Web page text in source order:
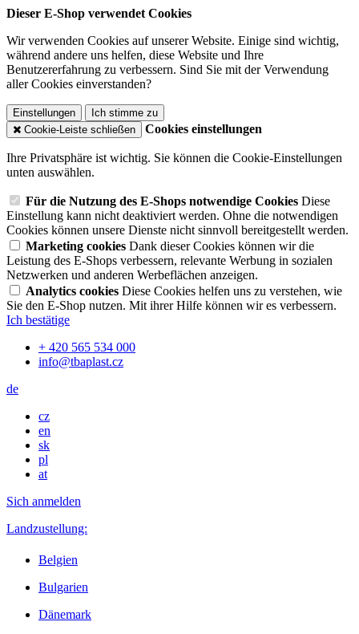
Dieser E-Shop verwendet Cookies
Wir verwenden Cookies auf unserer Website. Einige sind wichtig,
während andere uns helfen, diese Website und Ihre
Benutzererfahrung zu verbessern. Sind Sie mit der Verwendung
aller Cookies einverstanden?
Einstellungen
Ich stimme zu
Cookie-Leiste schließen
Cookies einstellungen
Ihre Privatsphäre ist wichtig. Sie können die Cookie-Einstellungen
unten auswählen.
Für die Nutzung des E-Shops notwendige Cookies Diese
Einstellung kann nicht deaktiviert werden. Ohne die notwendigen
Cookies können unsere Dienste nicht sinnvoll bereitgestellt werden.
Marketing cookies Dank dieser Cookies können wir die
Leistung des E-Shops verbessern, relevante Werbung in sozialen
Netzwerken und anderen Werbeflächen anzeigen.
Analytics cookies Diese Cookies helfen uns zu verstehen, wie
Sie den E-Shop nutzen. Mit ihrer Hilfe können wir es verbessern.
Ich bestätige
+ 420 565 534 000
info@tbaplast.cz
de
cz
en
sk
pl
at
Sich anmelden
Landzustellung:
Belgien
Bulgarien
Dänemark